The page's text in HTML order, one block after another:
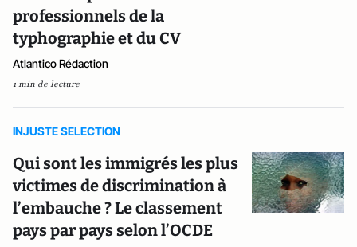
professionnels de la
typhographie et du CV
Atlantico Rédaction
1 min de lecture
INJUSTE SELECTION
Qui sont les immigrés les plus
victimes de discrimination à
l’embauche ? Le classement
pays par pays selon l’OCDE